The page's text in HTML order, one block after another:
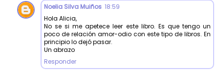
Noelia Silva Muiños 18:59
Hola Alicia,
No se si me apetece leer este libro. Es que tengo un
poco de relación amor-odio con este tipo de libros. En
principio lo dejó pasar.
Un abrazo
Responder